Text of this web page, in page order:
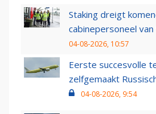
Staking dreigt
cabinepersoneel van
04-08-2026, 10:57
Eerste succesvolle
zelfgemaakt
04-08-2026, 9:54